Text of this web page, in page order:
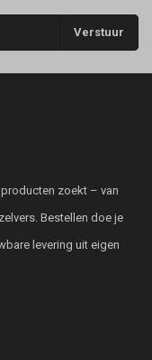
Verstuur
zoekt – van
Bestellen doe je
levering uit eigen